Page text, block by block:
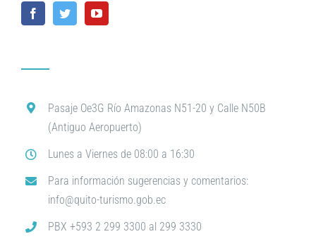
Pasaje Oe3G Río Amazonas N51-20 y Calle N50B
(Antiguo Aeropuerto)
Lunes a Viernes de 08:00 a 16:30
Para información sugerencias y comentarios:
info@quito-turismo.gob.ec
PBX +593 2 299 3300 al 299 3330